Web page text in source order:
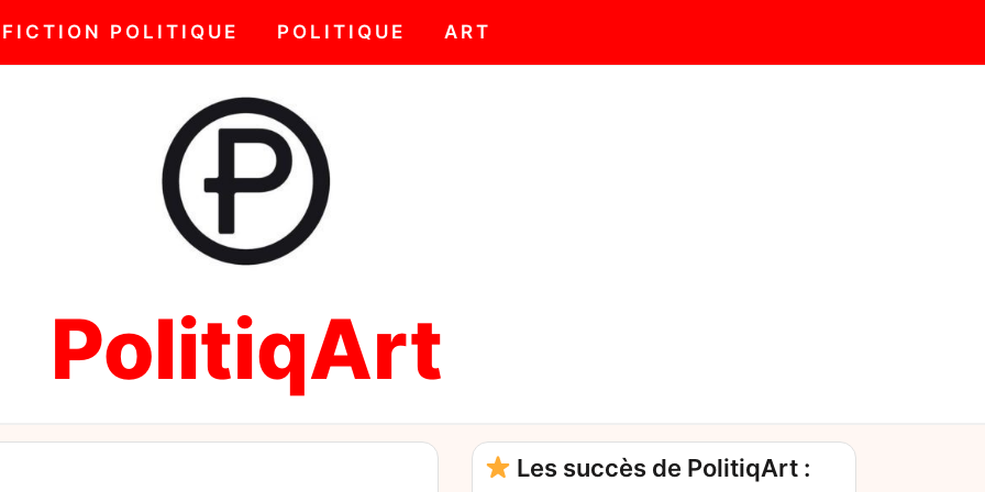
FICTION POLITIQUE POLITIQUE ART
PolitiqArt
Les succès de PolitiqArt :